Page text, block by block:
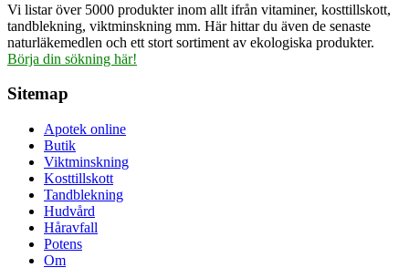
Vi listar över 5000 produkter inom allt ifrån vitaminer, kosttillskott,
tandblekning, viktminskning mm. Här hittar du även de senaste
naturläkemedlen och ett stort sortiment av ekologiska produkter.
Börja din sökning här!
Sitemap
Apotek online
Butik
Viktminskning
Kosttillskott
Tandblekning
Hudvård
Håravfall
Potens
Om